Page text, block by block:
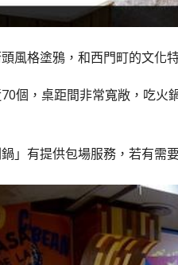
風格塗鴉，和西門町的文化
個，桌距間非常寬敞，吃火
鍋」有提供包場服務，若有需